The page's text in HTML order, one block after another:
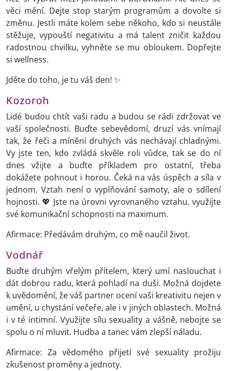
věci mění. Dejte stop starým programům a dovolte si
změnu. Jestli máte kolem sebe někoho, kdo si neustále
stěžuje, vypouští negativitu a má talent zničit každou
radostnou chvilku, vyhněte se mu obloukem. Dopřejte
si wellness.
Jděte do toho, je tu váš den! ✨
Kozoroh
Lidé budou chtít vaši radu a budou se rádi zdržovat ve
vaší společnosti. Buďte sebevědomí, druzí vás vnímají
tak, že řeči a mínění druhých vás nechávají chladnými.
Vy jste ten, kdo zvládá skvěle roli vůdce, tak se do ní
dnes vžijte a buďte příkladem pro ostatní, třeba
dokážete pohnout i horou. Čeká na vás úspěch a síla v
jednom. Vztah není o vyplňování samoty, ale o sdílení
hojnosti. 💖 Jste na úrovni vyrovnaného vztahu. využijte
své komunikační schopnosti na maximum.
Afirmace: Předávám druhým, co mě naučil život.
Vodnář
Buďte druhým vřelým přítelem, který umí naslouchat i
dát dobrou radu, která pohladí na duši. Možná dojdete
k uvědomění, že váš partner ocení vaši kreativitu nejen v
umění, u chystání večeře, ale i v jiných oblastech. Možná
i v té intimní. Využijte sílu sexuality a vášně, nebojte se
spolu o ní mluvit. Hudba a tanec vám zlepší náladu.
Afirmace: Za vědomého přijetí své sexuality prožiju
zkušenost proměny a jednoty.